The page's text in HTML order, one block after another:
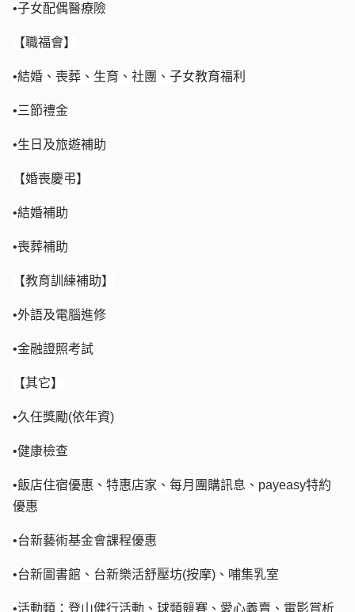
•子女配偶醫療險
【職福會】
•結婚、喪葬、生育、社團、子女教育福利
•三節禮金
•生日及旅遊補助
【婚喪慶弔】
•結婚補助
•喪葬補助
【教育訓練補助】
•外語及電腦進修
•金融證照考試
【其它】
•久任獎勵(依年資)
•健康檢查
•飯店住宿優惠、特惠店家、每月團購訊息、payeasy特約
優惠
•台新藝術基金會課程優惠
•台新圖書館、台新樂活舒壓坊(按摩)、哺集乳室
•活動類：登山健行活動、球類競賽、愛心義賣、電影賞析